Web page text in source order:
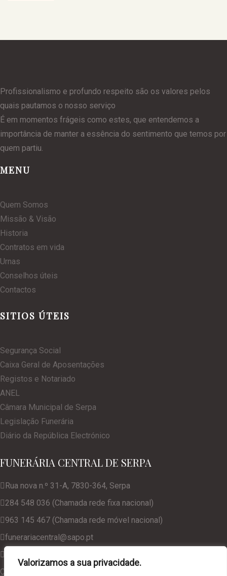
Valorizamos a sua privacidade.
Profissionalismo e profundo respeito são os valores pelos
quais pautamos o nosso serviço
É em momentos frágeis como estes, que entendemos a
importância de manter a essência do sentimento que temos por
quem partiu.
MENU
Quem Somos
Missão & Visão
Historia
Contratos em vida
Urnas
Conselhos úteis
Contactos
SITIOS ÚTEIS
Segurança Social
Caixa Geral de Aposentações
Registos e Notariado
ANEL
Câmara Municipal de Serpa
Legislação Funerária
Diário da República Electrónico
FUNERÁRIA CENTRAL DE SERPA
Rua nova n.º 31-A, 7830-364, Serpa
284 548 036 (Chamada rede fixa nacional)
963 145 467 (Chamada rede móvel nacional)
funerariacentral@sapo.pt
Consulte a nossa Política de Privacidade